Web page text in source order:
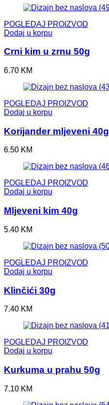
POGLEDAJ PROIZVOD
Dodaj u korpu
Crni kim u zrnu 50g
6.70 KM
POGLEDAJ PROIZVOD
Dodaj u korpu
Korijander mljeveni 40g
6.50 KM
POGLEDAJ PROIZVOD
Dodaj u korpu
Mljeveni kim 40g
5.40 KM
POGLEDAJ PROIZVOD
Dodaj u korpu
Klinčići 30g
7.40 KM
POGLEDAJ PROIZVOD
Dodaj u korpu
Kurkuma u prahu 50g
7.10 KM